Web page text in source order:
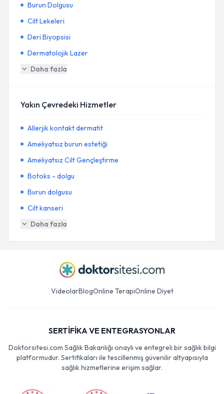
Burun Dolgusu
Cilt Lekeleri
Deri Biyopsisi
Dermatolojik Lazer
Daha fazla
Yakın Çevredeki Hizmetler
Allerjik kontakt dermatit
Ameliyatsız burun estetiği
Ameliyatsız Cilt Gençleştirme
Botoks - dolgu
Burun dolgusu
Cilt kanseri
Daha fazla
VideolarBlogOnline TerapiOnline Diyet
SERTİFİKA VE ENTEGRASYONLAR
Doktorsitesi.com Sağlık Bakanlığı onaylı ve entegreli bir sağlık bilgi
platformudur. Sertifikaları ile tescillenmiş güvenilir altyapısıyla
sağlık hizmetlerine erişim sağlar.